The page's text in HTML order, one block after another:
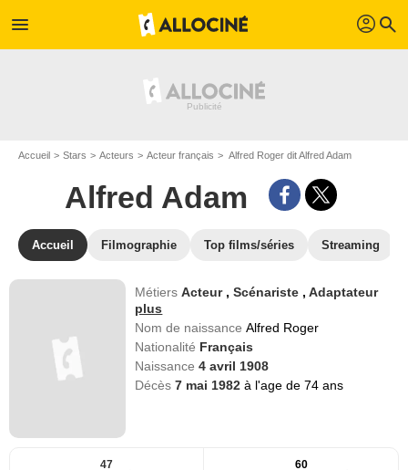
menu profil search
Accueil Stars Acteurs Acteur français Alfred Roger dit Alfred Adam
Alfred Adam
Accueil Filmographie Top films/séries Streaming
MétiersActeur ,Scénariste ,Adaptateur
plus
Nom de naissanceAlfred Roger
Nationalité Français
Naissance4 avril 1908
Décès7 mai 1982à l'age de 74 ans
47
60